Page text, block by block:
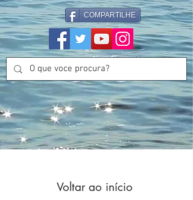
COMPARTILHE
Voltar ao início